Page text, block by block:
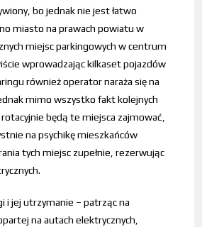
bo jednak nie jest łatwo
miasto na prawach powiatu w
miejsc parkingowych w centrum
wprowadzając kilkaset pojazdów
również operator naraża się na
mimo wszystko fakt kolejnych
będą te miejsca zajmować,
na psychikę mieszkańców
tych miejsc zupełnie, rezerwując
i jej utrzymanie – patrząc na
na autach elektrycznych,